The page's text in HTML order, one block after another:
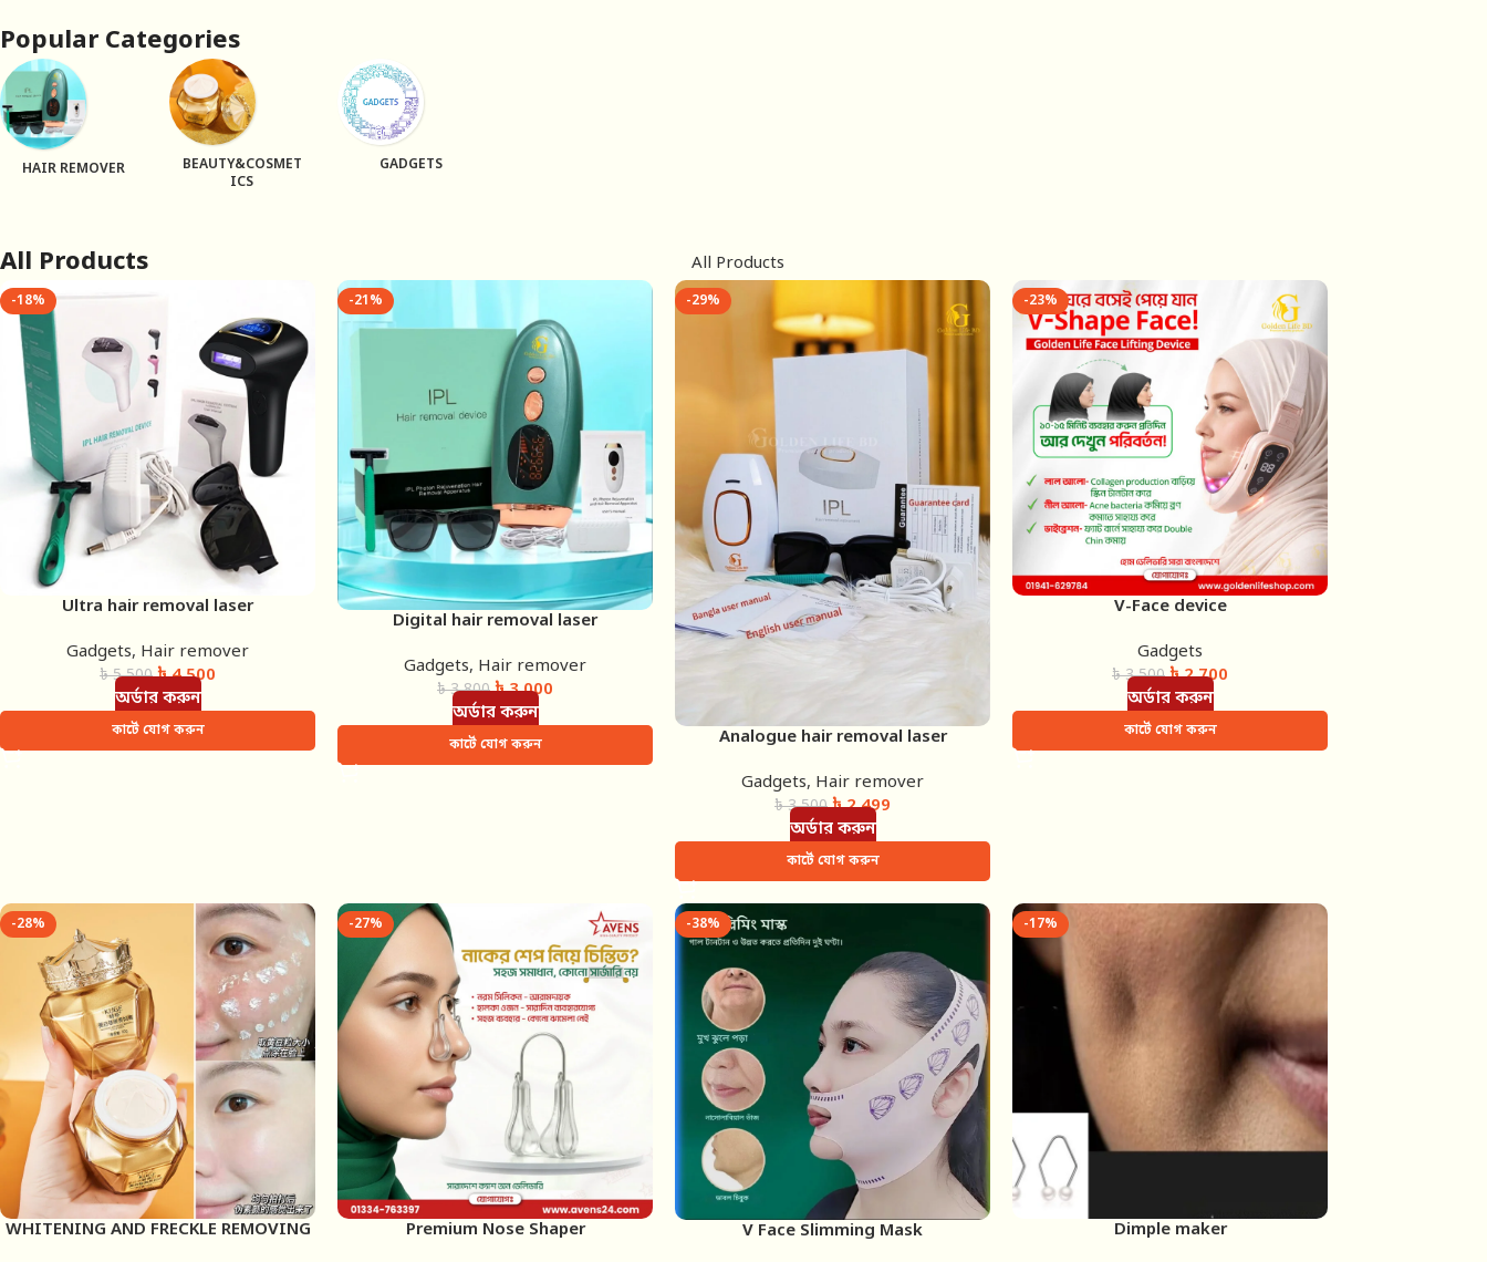
Popular Categories
HAIR REMOVER
BEAUTY&COSMET
ICS
GADGETS
All Products All Products
-18%
Ultra hair removal laser
Gadgets, Hair remover
৳5,500 ৳4,500
অর্ডার করুন
কার্টে যোগ করুন
-21%
Digital hair removal laser
Gadgets, Hair remover
৳3,800 ৳3,000
অর্ডার করুন
কার্টে যোগ করুন
-29%
Analogue hair removal laser
Gadgets, Hair remover
৳3,500 ৳2,499
অর্ডার করুন
কার্টে যোগ করুন
-23%
V-Face device
Gadgets
৳3,500 ৳2,700
অর্ডার করুন
কার্টে যোগ করুন
-28%
WHITENING AND FRECKLE REMOVING
-27%
Premium Nose Shaper
-38%
V Face Slimming Mask
-17%
Dimple maker